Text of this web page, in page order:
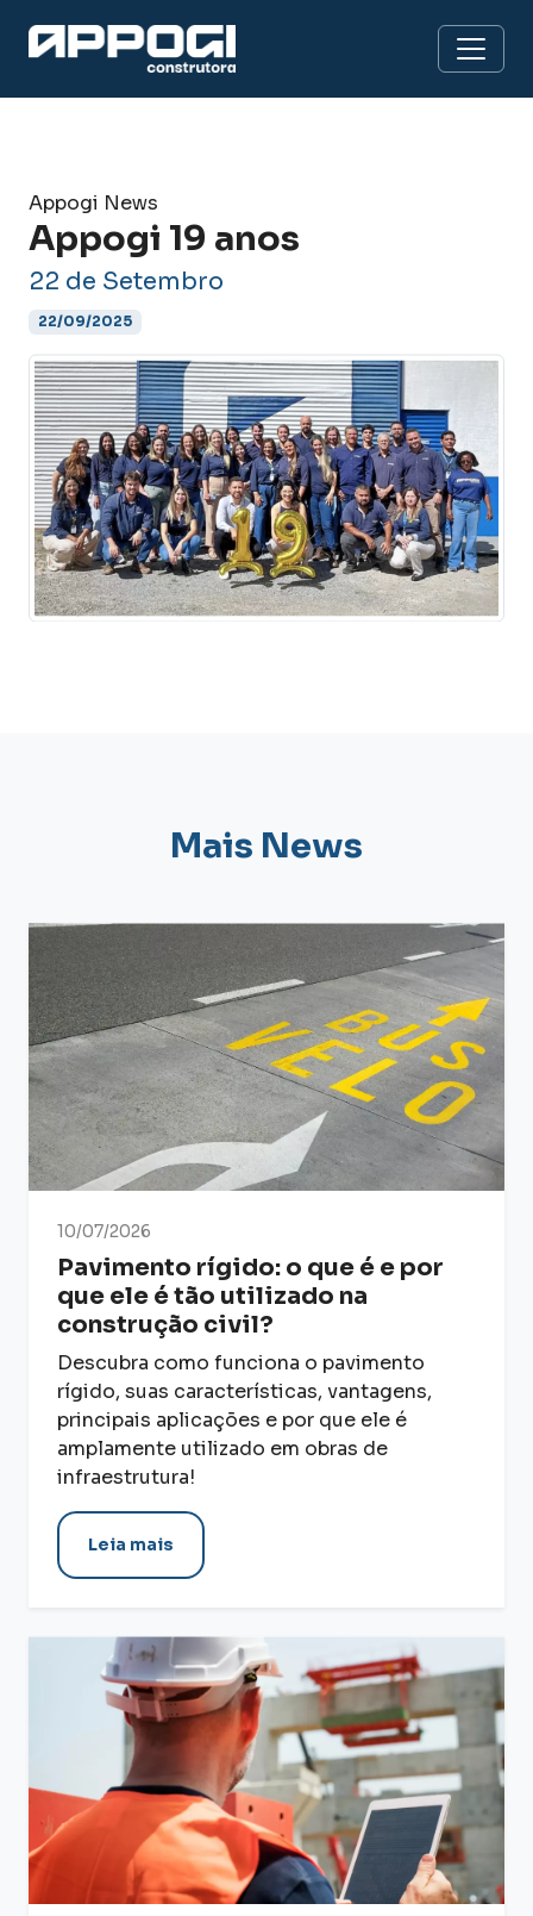
Appogi News
Appogi 19 anos
22 de Setembro
22/09/2025
Mais News
10/07/2026
Pavimento rígido: o que é e por
que ele é tão utilizado na
construção civil?
Descubra como funciona o pavimento
rígido, suas características, vantagens,
principais aplicações e por que ele é
amplamente utilizado em obras de
infraestrutura!
Leia mais